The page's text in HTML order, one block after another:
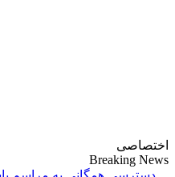
اختصاصی
Breaking News